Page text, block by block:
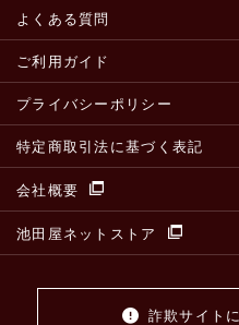
よくある質問
ご利用ガイド
プライバシーポリシー
特定商取引法に基づく表記
会社概要
池田屋ネットストア
詐欺サイト